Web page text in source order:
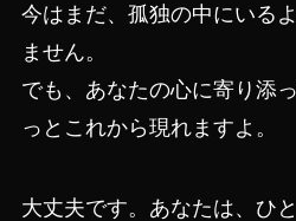
今はまだ、孤独の中にいる
ません。
でも、あなたの心に寄り添
っとこれから現れますよ。
大丈夫です。あなたは、ひ